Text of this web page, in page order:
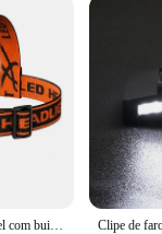
Farol de LED recarregável com built-in 18650 bateria, luz forte, lâmpada principal, lanterna, lanterna de pesca, ao ar livre, USB, 5, 11